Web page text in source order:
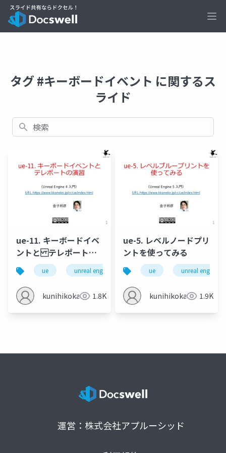
タグ #キーボードイベント に関するス
ライド
検索
ue-11. キーボードイベ
ントと テレポートの
演習
ue unreal engine ゲーム制作 キーボード
kunihikokaneko1.8K
ue-5. レベルノードプリ
ントを使ってみる
ue unreal engine
kunihikokaneko1.9K
運営：株式会社アプルーシッド